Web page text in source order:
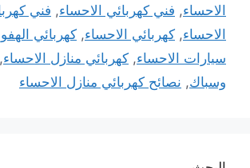
الاحساء, فني كهربائي الاحساء, فني
الاحساء, كهربائي الاحساء, كهربائي
سيارات الاحساء, كهربائي منازل الاحساء,
وسباك, نصائح كهربائي منازل الاحساء